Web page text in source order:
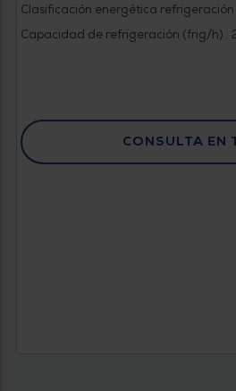
Clasificación energética refrigeración
Capacidad de refrigeración (frig/h) :
CONSULTA EN